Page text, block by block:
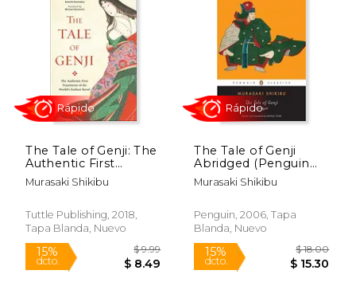
The Tale of Genji: The
Authentic First
Translation of the
World'S Earliest Novel
Inglés)
Murasaki Shikibu
Tuttle Publishing, 2018,
Tapa Blanda, Nuevo
The Tale of Genji
Abridged (Penguin
Classics) (en Inglés)
Murasaki Shikibu
Penguin, 2006, Tapa
Blanda, Nuevo